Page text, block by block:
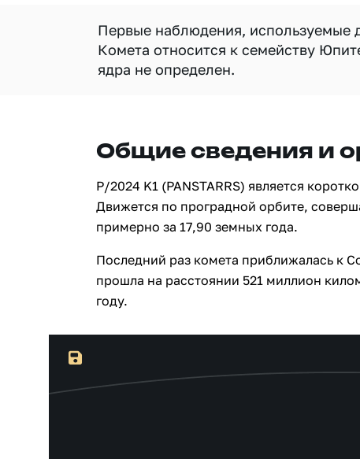
Первые наблюдения, используемые
Комета относится к семейству
ядра не определен.
Общие сведения и
P/2024 K1 (PANSTARRS) является
Движется по проградной орбите,
примерно за 17,90 земных года.
Последний раз комета приближалась к
прошла на расстоянии 521 миллион
году.